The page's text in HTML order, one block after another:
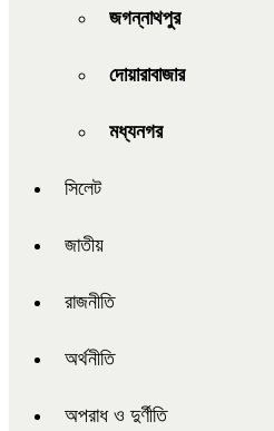
জগন্নাথপুর
দোয়ারাবাজার
মধ্যনগর
সিলেট
জাতীয়
রাজনীতি
অর্থনীতি
অপরাধ ও দুর্ণীতি